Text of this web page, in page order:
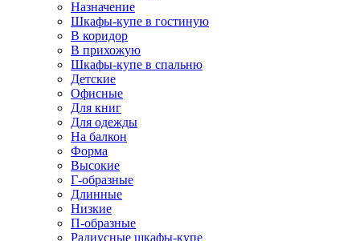
Назначение
Шкафы-купе в гостиную
В коридор
В прихожую
Шкафы-купе в спальню
Детские
Офисные
Для книг
Для одежды
На балкон
Форма
Высокие
Г-образные
Длинные
Низкие
П-образные
Радиусные шкафы-купе